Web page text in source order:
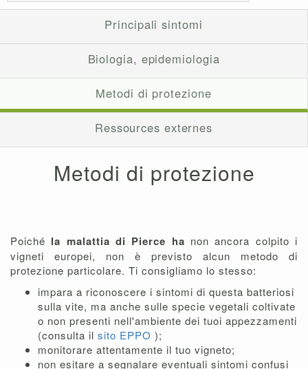
Principali sintomi
Biologia, epidemiologia
Metodi di protezione
Ressources externes
Metodi di protezione
Poiché la malattia di Pierce ha non ancora colpito i
vigneti europei, non è previsto alcun metodo di
protezione particolare. Ti consigliamo lo stesso:
impara a riconoscere i sintomi di questa batteriosi
sulla vite, ma anche sulle specie vegetali coltivate
o non presenti nell'ambiente dei tuoi appezzamenti
(consulta il sito EPPO );
monitorare attentamente il tuo vigneto;
non esitare a segnalare eventuali sintomi confusi